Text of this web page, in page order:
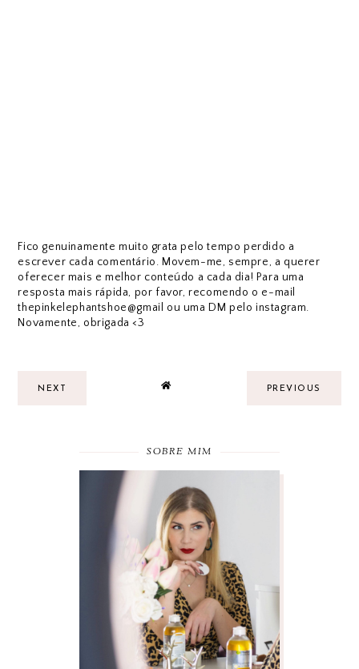
Fico genuinamente muito grata pelo tempo perdido a
escrever cada comentário. Movem-me, sempre, a querer
oferecer mais e melhor conteúdo a cada dia! Para uma
resposta mais rápida, por favor, recomendo o e-mail
thepinkelephantshoe@gmail ou uma DM pelo instagram.
Novamente, obrigada <3
NEXT PREVIOUS
SOBRE MIM